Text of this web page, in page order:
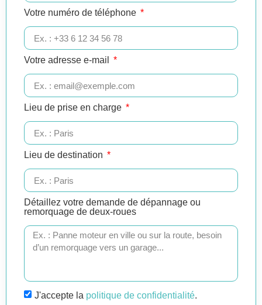
Votre numéro de téléphone
Votre adresse e-mail
Lieu de prise en charge
Lieu de destination
Détaillez votre demande de dépannage ou
remorquage de deux-roues
J'accepte la politique de confidentialité.